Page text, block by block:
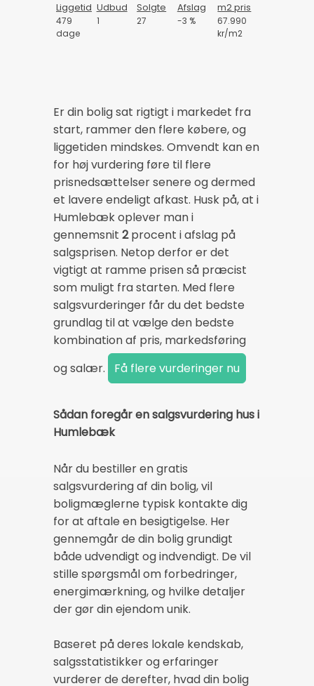
Liggetid Udbud Solgte Afslag m2 pris
479
dage
1 27 -3 %
67.990
kr/m2
Er din bolig sat rigtigt i markedet fra
start, rammer den flere købere, og
liggetiden mindskes. Omvendt kan en
for høj vurdering føre til flere
prisnedsættelser senere og dermed
et lavere endeligt afkast. Husk på, at i
Humlebæk oplever man i
gennemsnit 2procent i afslag på
salgsprisen. Netop derfor er det
vigtigt at ramme prisen så præcist
som muligt fra starten. Med flere
salgsvurderinger får du det bedste
grundlag til at vælge den bedste
kombination af pris, markedsføring
og salær.
Sådan foregår en salgsvurdering hus i
Humlebæk
Når du bestiller en gratis
salgsvurdering af din bolig, vil
boligmæglerne typisk kontakte dig
for at aftale en besigtigelse. Her
gennemgår de din bolig grundigt
både udvendigt og indvendigt. De vil
stille spørgsmål om forbedringer,
energimærkning, og hvilke detaljer
der gør din ejendom unik.
Baseret på deres lokale kendskab,
salgsstatistikker og erfaringer
vurderer de derefter, hvad din bolig